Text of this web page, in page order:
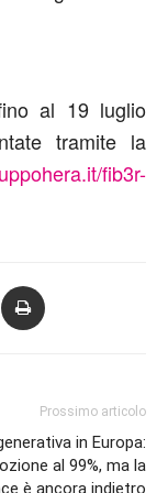
al 19 luglio
tramite la
fib3r-
Prossimo articolo
in Europa:
al 99%, ma la
è ancora indietro